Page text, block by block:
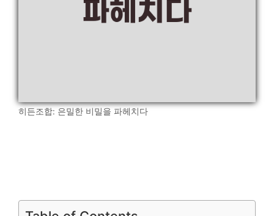
히든조합: 은밀한 비밀을 파헤치다